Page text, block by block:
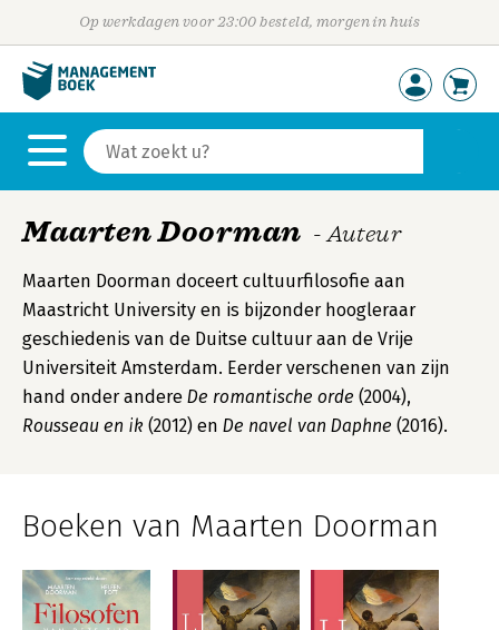
Op werkdagen voor 23:00 besteld, morgen in huis
Maarten Doorman - Auteur
Maarten Doorman doceert cultuurfilosofie aan
Maastricht University en is bijzonder hoogleraar
geschiedenis van de Duitse cultuur aan de Vrije
Universiteit Amsterdam. Eerder verschenen van zijn
hand onder andere De romantische orde (2004),
Rousseau en ik (2012) en De navel van Daphne (2016).
Boeken van Maarten Doorman